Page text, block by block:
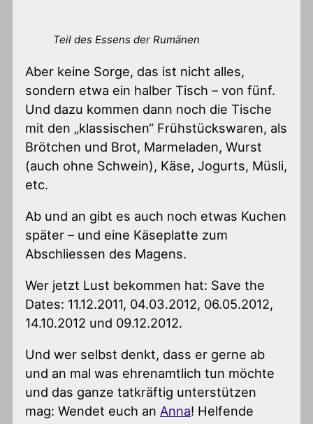
Teil des Essens der Rumänen
Aber keine Sorge, das ist nicht alles,
sondern etwa ein halber Tisch – von fünf.
Und dazu kommen dann noch die Tische
mit den „klassischen“ Frühstückswaren, als
Brötchen und Brot, Marmeladen, Wurst
(auch ohne Schwein), Käse, Jogurts, Müsli,
etc.
Ab und an gibt es auch noch etwas Kuchen
später – und eine Käseplatte zum
Abschliessen des Magens.
Wer jetzt Lust bekommen hat: Save the
Dates: 11.12.2011, 04.03.2012, 06.05.2012,
14.10.2012 und 09.12.2012.
Und wer selbst denkt, dass er gerne ab
und an mal was ehrenamtlich tun möchte
und das ganze tatkräftig unterstützen
mag: Wendet euch an Anna! Helfende